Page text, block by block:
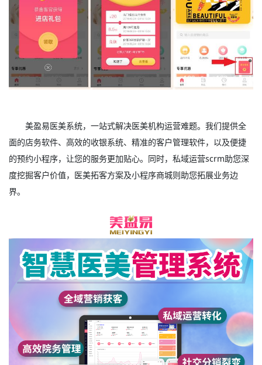
美盈易医美系统，一站式解决医美机构运营难题。我们提供全
面的店务软件、高效的收银系统、精准的客户管理软件，以及便捷
的预约小程序，让您的服务更加贴心。同时，私域运营scrm助您深
度挖掘客户价值，医美拓客方案及小程序商城则助您拓展业务边
界。